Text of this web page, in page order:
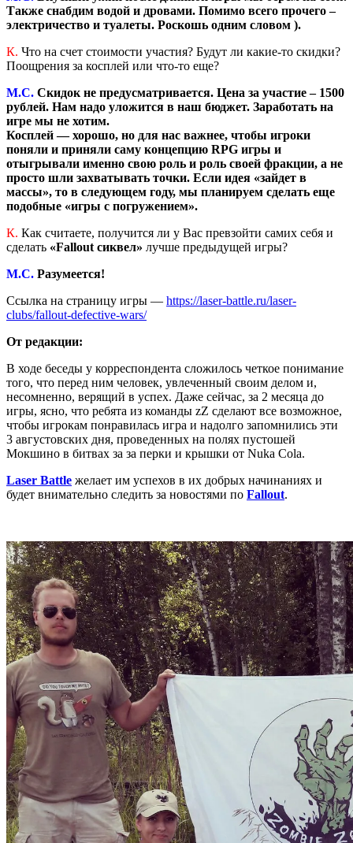
Также снабдим водой и дровами. Помимо всего прочего –
электричество и туалеты. Роскошь одним словом ).
К. Что на счет стоимости участия? Будут ли какие-то скидки?
Поощрения за косплей или что-то еще?
М.С. Скидок не предусматривается. Цена за участие – 1500
рублей. Нам надо уложится в наш бюджет. Заработать на
игре мы не хотим.
Косплей — хорошо, но для нас важнее, чтобы игроки
поняли и приняли саму концепцию RPG игры и
отыгрывали именно свою роль и роль своей фракции, а не
просто шли захватывать точки. Если идея «зайдет в
массы», то в следующем году, мы планируем сделать еще
подобные «игры с погружением».
К. Как считаете, получится ли у Вас превзойти самих себя и
сделать «Fallout сиквел» лучше предыдущей игры?
М.С. Разумеется!
Ссылка на страницу игры — https://laser-battle.ru/laser-
clubs/fallout-defective-wars/
От редакции:
В ходе беседы у корреспондента сложилось четкое понимание
того, что перед ним человек, увлеченный своим делом и,
несомненно, верящий в успех. Даже сейчас, за 2 месяца до
игры, ясно, что ребята из команды zZ сделают все возможное,
чтобы игрокам понравилась игра и надолго запомнились эти
3 августовских дня, проведенных на полях пустошей
Мокшино в битвах за за перки и крышки от Nuka Cola.
Laser Battle желает им успехов в их добрых начинаниях и
будет внимательно следить за новостями по Fallout.